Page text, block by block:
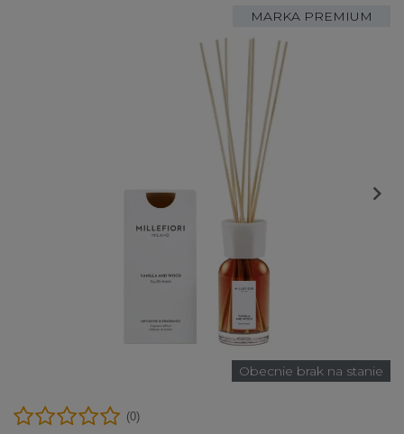
MARKA PREMIUM

Obecnie brak na stanie
(0)